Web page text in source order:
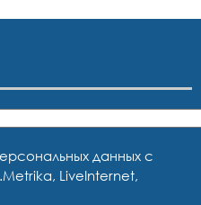
данных с
LiveInternet,